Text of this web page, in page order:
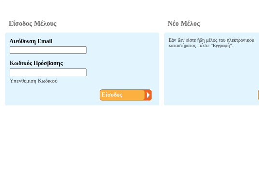
Είσοδος Μέλους Νέο Μέλος
Διεύθυνση Email
Κωδικός Πρόσβασης
Υπενθύμιση Κωδικού
Είσοδος
Εάν δεν είστε ήδη μέλος του ηλεκτρονικού
καταστήματος πιέστε “Εγγραφή”.